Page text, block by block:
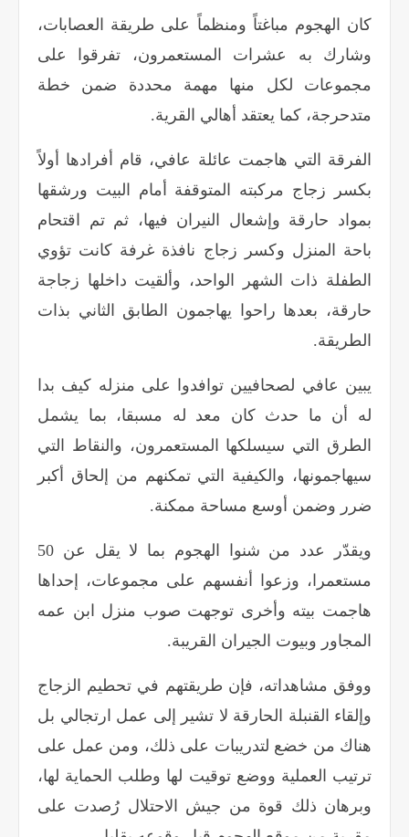
كان الهجوم مباغتاً ومنظماً على طريقة العصابات،
وشارك به عشرات المستعمرون، تفرقوا على
مجموعات لكل منها مهمة محددة ضمن خطة
متدحرجة، كما يعتقد أهالي القرية.
الفرقة التي هاجمت عائلة عافي، قام أفرادها أولاً
بكسر زجاج مركبته المتوقفة أمام البيت ورشقها
بمواد حارقة وإشعال النيران فيها، ثم تم اقتحام
باحة المنزل وكسر زجاج نافذة غرفة كانت تؤوي
الطفلة ذات الشهر الواحد، وألقيت داخلها زجاجة
حارقة، بعدها راحوا يهاجمون الطابق الثاني بذات
الطريقة.
يبين عافي لصحافيين توافدوا على منزله كيف بدا
له أن ما حدث كان معد له مسبقا، بما يشمل
الطرق التي سيسلكها المستعمرون، والنقاط التي
سيهاجمونها، والكيفية التي تمكنهم من إلحاق أكبر
ضرر وضمن أوسع مساحة ممكنة.
ويقدّر عدد من شنوا الهجوم بما لا يقل عن 50
مستعمرا، وزعوا أنفسهم على مجموعات، إحداها
هاجمت بيته وأخرى توجهت صوب منزل ابن عمه
المجاور وبيوت الجيران القريبة.
ووفق مشاهداته، فإن طريقتهم في تحطيم الزجاج
وإلقاء القنبلة الحارقة لا تشير إلى عمل ارتجالي بل
هناك من خضع لتدريبات على ذلك، ومن عمل على
ترتيب العملية ووضع توقيت لها وطلب الحماية لها،
وبرهان ذلك قوة من جيش الاحتلال رُصدت على